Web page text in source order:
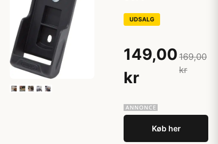
UDSALG
149,00
kr
169,00
kr
Køb her